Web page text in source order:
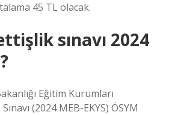
45 TL olacak.
sınavı 2024
Eğitim Kurumları
(2024 MEB-EKYS) ÖSYM